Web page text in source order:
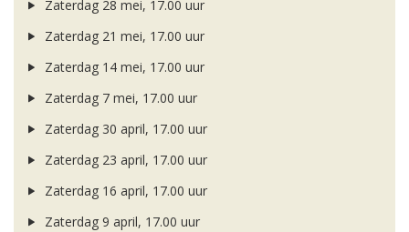
Zaterdag 28 mei, 17.00 uur
Zaterdag 21 mei, 17.00 uur
Zaterdag 14 mei, 17.00 uur
Zaterdag 7 mei, 17.00 uur
Zaterdag 30 april, 17.00 uur
Zaterdag 23 april, 17.00 uur
Zaterdag 16 april, 17.00 uur
Zaterdag 9 april, 17.00 uur